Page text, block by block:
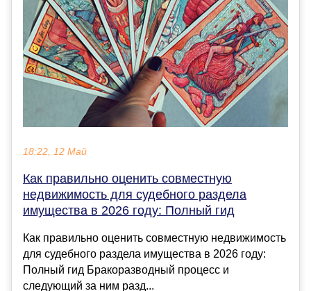
18:22, 12 Май
Как правильно оценить совместную
недвижимость для судебного раздела
имущества в 2026 году: Полный гид
Как правильно оценить совместную недвижимость
для судебного раздела имущества в 2026 году:
Полный гид Бракоразводный процесс и
следующий за ним разд...